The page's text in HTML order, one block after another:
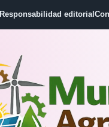
Responsabilidad editorial